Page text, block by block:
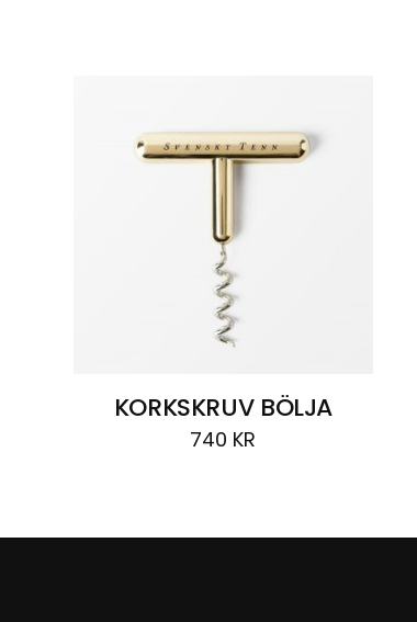
KORKSKRUV BÖLJA
740 KR